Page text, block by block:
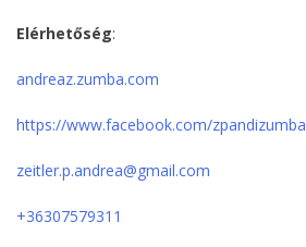
Elérhetőség:
andreaz.zumba.com
https://www.facebook.com/zpandizumba
zeitler.p.andrea@gmail.com
+36307579311